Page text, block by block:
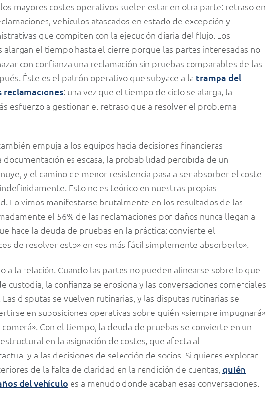
mayores costes operativos suelen estar en otra parte: retraso en
vehículos atascados en estado de excepción y
que compiten con la ejecución diaria del flujo. Los
el tiempo hasta el cierre porque las partes interesadas no
con confianza una reclamación sin pruebas comparables de las
Éste es el patrón operativo que subyace a la trampa del
reclamaciones: una vez que el tiempo de ciclo se alarga, la
esfuerzo a gestionar el retraso que a resolver el problema
empuja a los equipos hacia decisiones financieras
documentación es escasa, la probabilidad percibida de un
y el camino de menor resistencia pasa a ser absorber el coste
Esto no es teórico en nuestras propias
Lo vimos manifestarse brutalmente en los resultados de las
el 56% de las reclamaciones por daños nunca llegan a
hace la deuda de pruebas en la práctica: convierte el
de resolver esto» en «es más fácil simplemente absorberlo».
a la relación. Cuando las partes no pueden alinearse sobre lo que
custodia, la confianza se erosiona y las conversaciones comerciales
disputas se vuelven rutinarias, y las disputas rutinarias se
en suposiciones operativas sobre quién «siempre impugnará»
Con el tiempo, la deuda de pruebas se convierte en un
en la asignación de costes, que afecta al
y a las decisiones de selección de socios. Si quieres explorar
de la falta de claridad en la rendición de cuentas, quién
del vehículo es a menudo donde acaban esas conversaciones.